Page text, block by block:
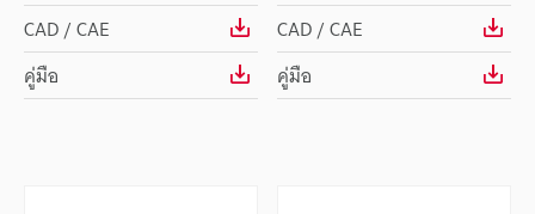
CAD / CAE
คู่มือ
CAD / CAE
คู่มือ